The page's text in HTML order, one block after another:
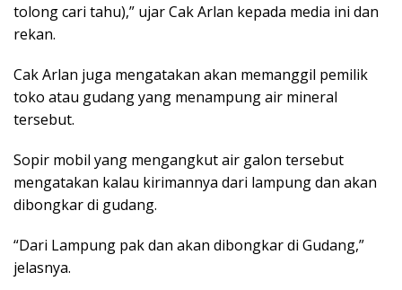
tolong cari tahu),” ujar Cak Arlan kepada media ini dan
rekan.
Cak Arlan juga mengatakan akan memanggil pemilik
toko atau gudang yang menampung air mineral
tersebut.
Sopir mobil yang mengangkut air galon tersebut
mengatakan kalau kirimannya dari lampung dan akan
dibongkar di gudang.
“Dari Lampung pak dan akan dibongkar di Gudang,”
jelasnya.